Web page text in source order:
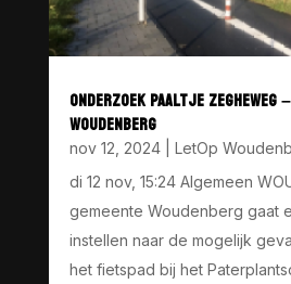
ONDERZOEK PAALTJE ZEGHEWEG
WOUDENBERG
nov 12, 2024| LetOp
di 12 nov, 15:24 Algemeen
gemeente Woudenberg gaat
instellen naar de mogelijk
het fietspad bij het